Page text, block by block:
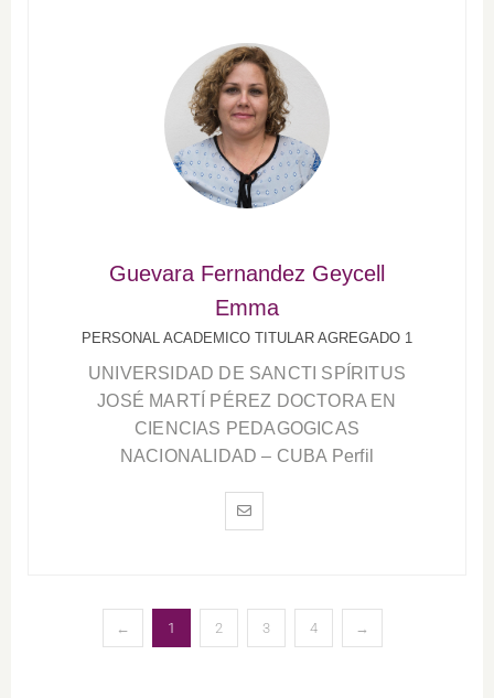
Guevara Fernandez Geycell
Emma
PERSONAL ACADEMICO TITULAR AGREGADO 1
UNIVERSIDAD DE SANCTI SPÍRITUS
JOSÉ MARTÍ PÉREZ DOCTORA EN
CIENCIAS PEDAGOGICAS
NACIONALIDAD – CUBA Perfil
← 1 2 3 4 →